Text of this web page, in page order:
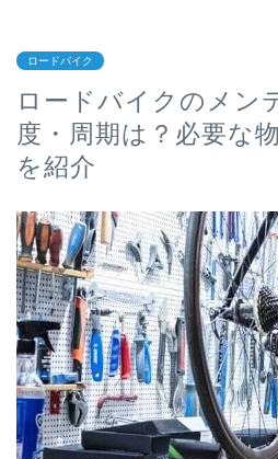
ロードバイク
ロードバイクのメン
度・周期は？必要な
を紹介